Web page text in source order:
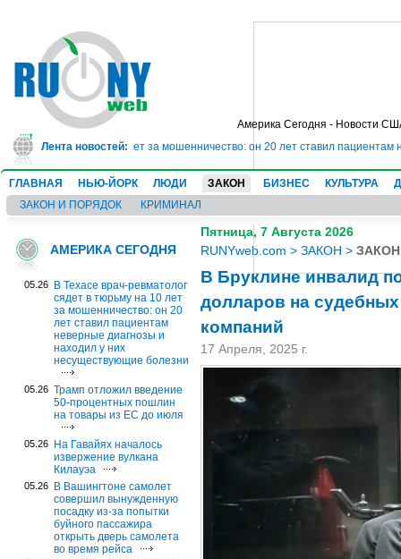
Америка Сегодня - Новости
Лента новостей:
в тюрьму на 10 лет за мошенничество: он 20 лет ставил пациентам
ГЛАВНАЯ НЬЮ-ЙОРК ЛЮДИ ЗАКОН БИЗНЕС КУЛЬТУРА
ЗАКОН И ПОРЯДОК
КРИМИНАЛ
АМЕРИКА СЕГОДНЯ
05.26
В Техасе врач-ревматолог
сядет в тюрьму на 10 лет
за мошенничество: он 20
лет ставил пациентам
неверные диагнозы и
находил у них
несуществующие болезни
05.26 Трамп отложил введение
50-процентных пошлин
на товары из ЕС до июля
05.26
На Гавайях началось
извержение вулкана
Килауэа
05.26
В Вашингтоне самолет
совершил вынужденную
посадку из-за попытки
буйного пассажира
открыть дверь самолета
во время рейса
Пятница, 7 Августа 2026
RUNYweb.com > ЗАКОН >
В Бруклине инвалид
долларов на
компаний
17 Апреля, 2025 г.